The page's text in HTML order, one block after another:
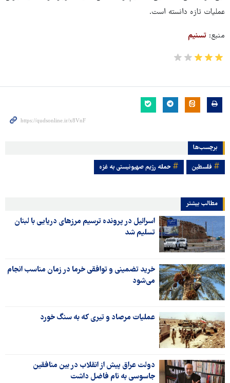
عملیات تازه دانسته است.
منبع: تسنیم
برچسب‌ها
فلسطین حمله رژیم صهیونیستی به غزه
مطالب بیشتر
اسرائیل در پرونده ترسیم مرزهای دریایی با لبنان
تسلیم شد
خرید تضمینی و توافقی خرما در زمان مناسب انجام
می‌شود
عملیات مرصاد و تیری که به سنگ خورد
دولت عراق پیش از انقلاب در بین منافقین
جاسوسی به نام فاضل داشت